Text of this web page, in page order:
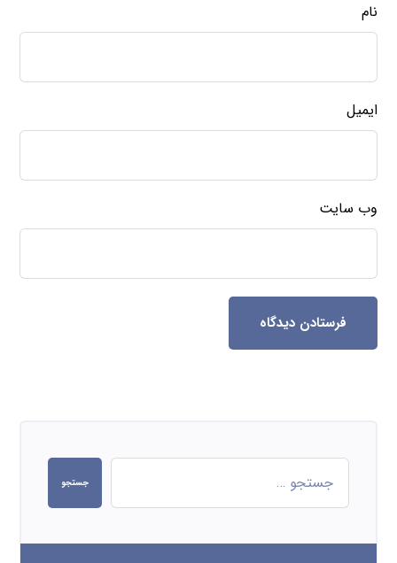
نام
ایمیل
وب‌ سایت
فرستادن دیدگاه
جستجو